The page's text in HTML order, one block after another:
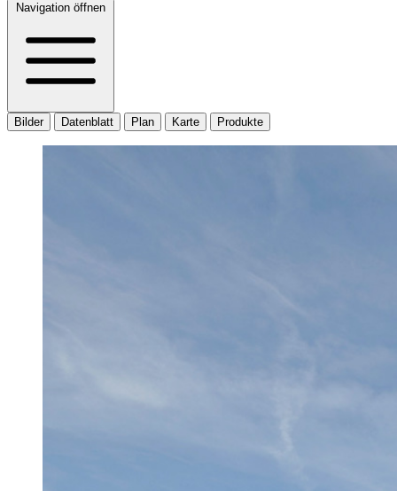
Navigation öffnen
Bilder Datenblatt Plan Karte Produkte